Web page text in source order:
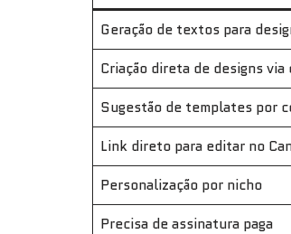
Geração de textos para
Criação direta de designs via
Sugestão de templates por
Link direto para editar no
Personalização por nicho
Precisa de assinatura paga